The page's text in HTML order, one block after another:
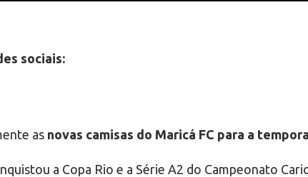
sociais:
as novas camisas do Maricá FC para a
a Copa Rio e a Série A2 do Campeonato